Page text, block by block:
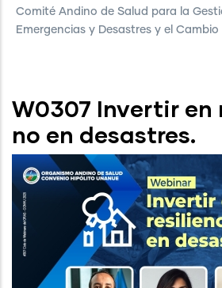
Comité Andino de Salud para la
Emergencias y Desastres y el
W0307 Invertir en
no en desastres.